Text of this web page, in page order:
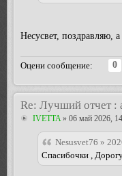
Несусвет, поздравляю,
Оцени сообщение: 0
Re: Лучший отчет :
IVETTA» 06 май 2026,
Nesusvet76 »
Спасибочки ,